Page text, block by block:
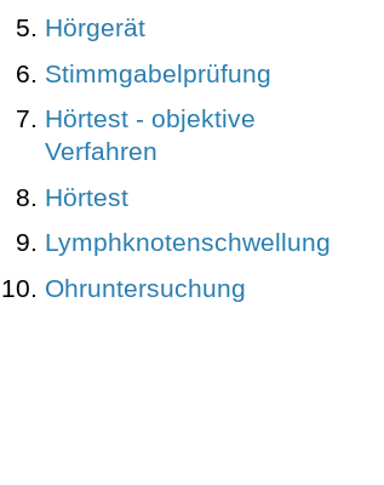
Hörgerät
Stimmgabelprüfung
Hörtest - objektive
Verfahren
Hörtest
Lymphknotenschwellung
Ohruntersuchung